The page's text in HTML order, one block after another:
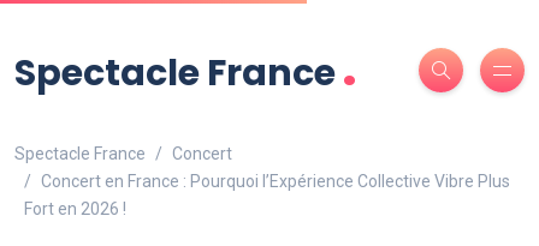
Spectacle France.
Spectacle France
Concert
Concert en France : Pourquoi l’Expérience Collective Vibre Plus
Fort en 2026 !